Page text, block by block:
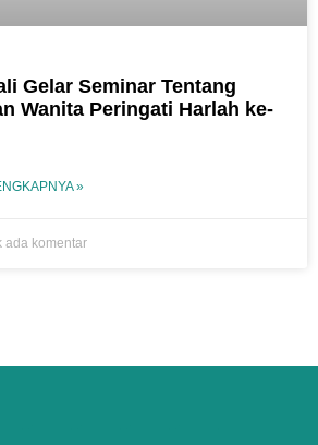
Gelar Seminar Tentang
Wanita Peringati Harlah ke-
»
ada komentar